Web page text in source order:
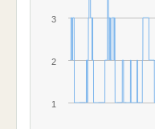
1
2
3